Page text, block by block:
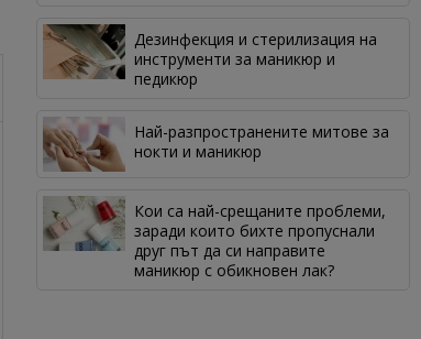
Дезинфекция и стерилизация на
инструменти за маникюр и
педикюр
Най-разпространените митове за
нокти и маникюр
Кои са най-срещаните проблеми,
заради които бихте пропуснали
друг път да си направите
маникюр с обикновен лак?